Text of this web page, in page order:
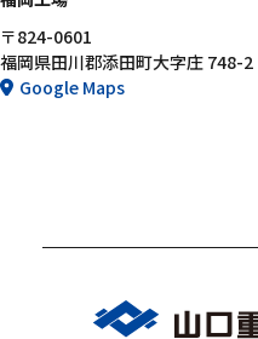
〒824-0601
福岡県田川郡添田町大字庄 748-2
Google Maps